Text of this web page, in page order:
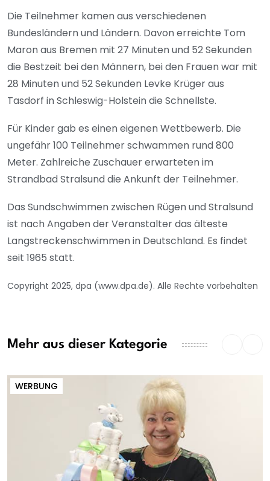
Die Teilnehmer kamen aus verschiedenen
Bundesländern und Ländern. Davon erreichte Tom
Maron aus Bremen mit 27 Minuten und 52 Sekunden
die Bestzeit bei den Männern, bei den Frauen war mit
28 Minuten und 52 Sekunden Levke Krüger aus
Tasdorf in Schleswig-Holstein die Schnellste.
Für Kinder gab es einen eigenen Wettbewerb. Die
ungefähr 100 Teilnehmer schwammen rund 800
Meter. Zahlreiche Zuschauer erwarteten im
Strandbad Stralsund die Ankunft der Teilnehmer.
Das Sundschwimmen zwischen Rügen und Stralsund
ist nach Angaben der Veranstalter das älteste
Langstreckenschwimmen in Deutschland. Es findet
seit 1965 statt.
Copyright 2025, dpa (www.dpa.de). Alle Rechte vorbehalten
Mehr aus dieser Kategorie
WERBUNG